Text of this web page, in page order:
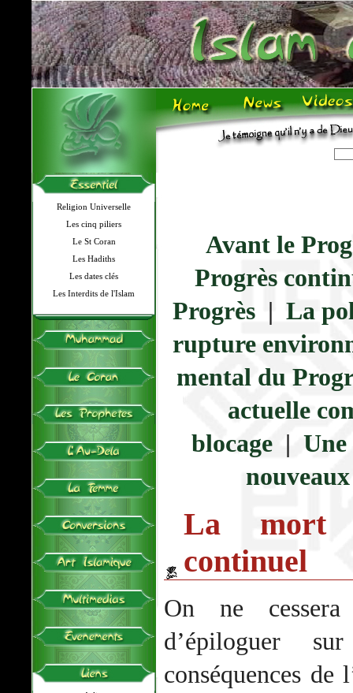
Religion Universelle
Les cinq piliers
Le St Coran
Les Hadiths
Les dates clés
Les Interdits de l'Islam
Avant le
Progrès
Progrès| La
rupture
mental du
actuelle
blocage| Une
La mort
continuel
On ne
d’épiloguer
conséquences de